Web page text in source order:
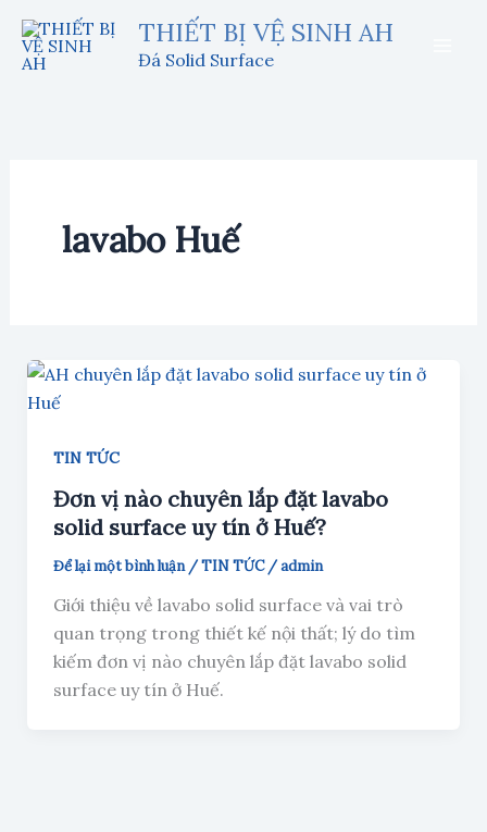
nội
THIẾT BỊ VỆ SINH AH
Đá Solid Surface
lavabo Huế
TIN TỨC
Đơn vị nào chuyên lắp đặt lavabo
solid surface uy tín ở Huế?
Để lại một bình luận /TIN TỨC/admin
Giới thiệu về lavabo solid surface và vai trò
quan trọng trong thiết kế nội thất; lý do tìm
kiếm đơn vị nào chuyên lắp đặt lavabo solid
surface uy tín ở Huế.